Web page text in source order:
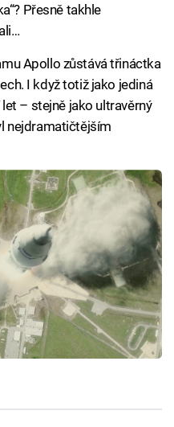
Přesně takhle
Apollo zůstává třináctka
I když totiž jako jediná
– stejně jako ultravěrný
nejdramatičtějším